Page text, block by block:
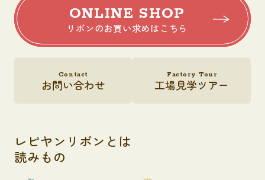
ONLINE SHOP
リボンのお買い求めはこちら
Contact
お問い合わせ
Factory Tour
工場見学ツアー
レピヤンリボンとは
読みもの